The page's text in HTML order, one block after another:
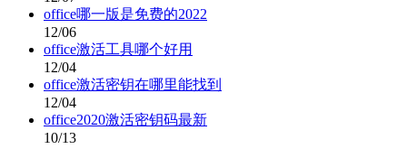
office哪一版是免费的2022
12/06
office激活工具哪个好用
12/04
office激活密钥在哪里能找到
12/04
office2020激活密钥码最新
10/13